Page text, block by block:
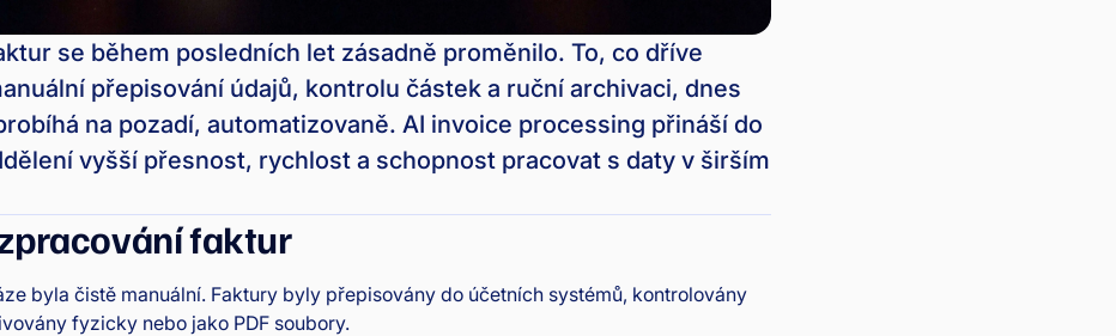
se během posledních let zásadně proměnilo. To, co dříve
přepisování údajů, kontrolu částek a ruční archivaci, dnes
na pozadí, automatizovaně. AI invoice processing přináší do
vyšší přesnost, rychlost a schopnost pracovat s daty v širším
faktur
byla čistě manuální. Faktury byly přepisovány do účetních systémů, kontrolovány
fyzicky nebo jako PDF soubory.